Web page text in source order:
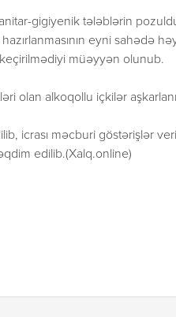
gigiyenik tələblərin
eyni sahədə
keçirilmədiyi müəyyən olunub.
olan alkoqollu içkilər
icrası məcburi göstərişlər
edilib.(Xalq.online)